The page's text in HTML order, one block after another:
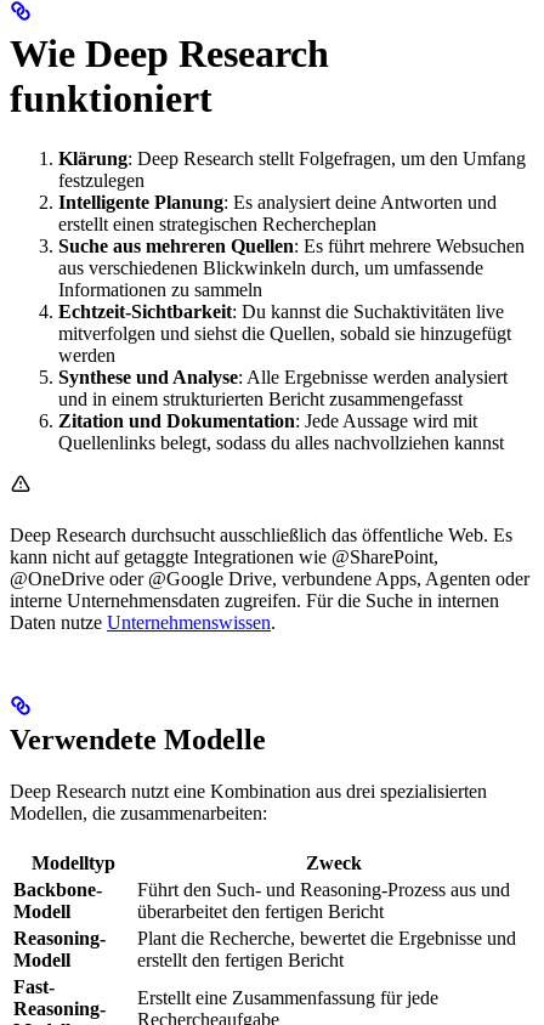
Wie Deep Research
funktioniert
Klärung: Deep Research stellt Folgefragen, um den Umfang
festzulegen
Intelligente Planung: Es analysiert deine Antworten und
erstellt einen strategischen Rechercheplan
Suche aus mehreren Quellen: Es führt mehrere Websuchen
aus verschiedenen Blickwinkeln durch, um umfassende
Informationen zu sammeln
Echtzeit-Sichtbarkeit: Du kannst die Suchaktivitäten live
mitverfolgen und siehst die Quellen, sobald sie hinzugefügt
werden
Synthese und Analyse: Alle Ergebnisse werden analysiert
und in einem strukturierten Bericht zusammengefasst
Zitation und Dokumentation: Jede Aussage wird mit
Quellenlinks belegt, sodass du alles nachvollziehen kannst
Deep Research durchsucht ausschließlich das öffentliche Web. Es
kann nicht auf getaggte Integrationen wie @SharePoint,
@OneDrive oder @Google Drive, verbundene Apps, Agenten oder
interne Unternehmensdaten zugreifen. Für die Suche in internen
Daten nutze Unternehmenswissen.
Verwendete Modelle
Deep Research nutzt eine Kombination aus drei spezialisierten
Modellen, die zusammenarbeiten:
Modelltyp
Zweck
Backbone-
Modell
Führt den Such- und Reasoning-Prozess aus und
überarbeitet den fertigen Bericht
Reasoning-
Modell
Plant die Recherche, bewertet die Ergebnisse und
erstellt den fertigen Bericht
Fast-
Reasoning-
Erstellt eine Zusammenfassung für jede
Rechercheaufgabe